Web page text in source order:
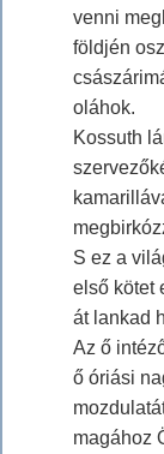
venni
földjén
oláhok.
Kossuth
S ez a
első kötet
át lankad
Az ő
ő óriási
magához